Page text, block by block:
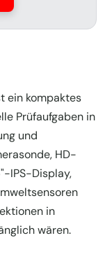
ein kompaktes
Prüfaufgaben in
und
HD-
IPS-Display,
in
wären.